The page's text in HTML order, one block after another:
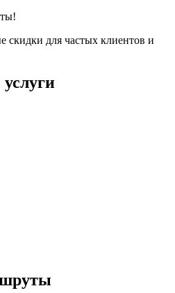
скидки для частых клиентов и